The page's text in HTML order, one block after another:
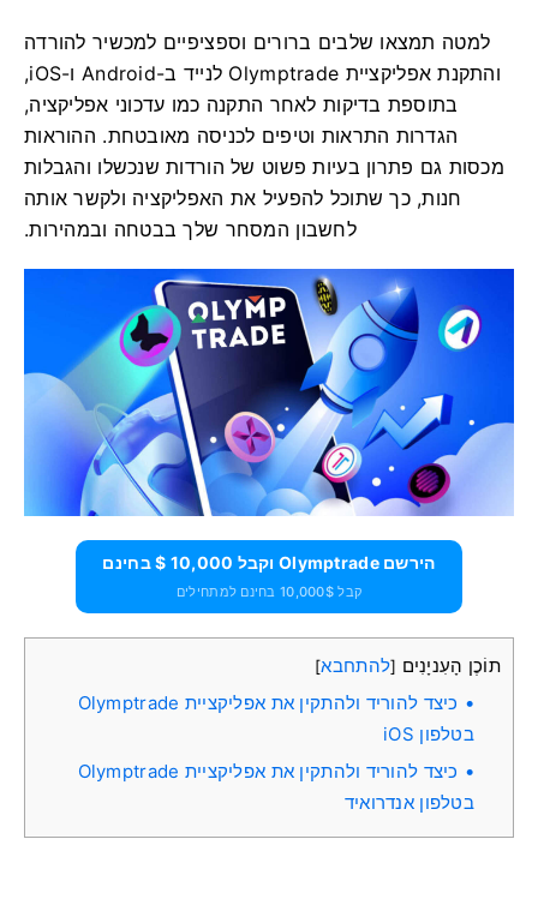
למטה תמצאו שלבים ברורים וספציפיים למכשיר להורדה
והתקנת אפליקציית Olymptrade לנייד ב-Android ו-iOS,
בתוספת בדיקות לאחר התקנה כמו עדכוני אפליקציה,
הגדרות התראות וטיפים לכניסה מאובטחת. ההוראות
מכסות גם פתרון בעיות פשוט של הורדות שנכשלו והגבלות
חנות, כך שתוכל להפעיל את האפליקציה ולקשר אותה
לחשבון המסחר שלך בבטחה ובמהירות.
הירשם Olymptrade וקבל 10,000 $ בחינם
קבל 10,000$ בחינם למתחילים
תוֹכֶן הָעִניָנִים [להתחבא]
כיצד להוריד ולהתקין את אפליקציית Olymptrade
בטלפון iOS
כיצד להוריד ולהתקין את אפליקציית Olymptrade
בטלפון אנדרואיד